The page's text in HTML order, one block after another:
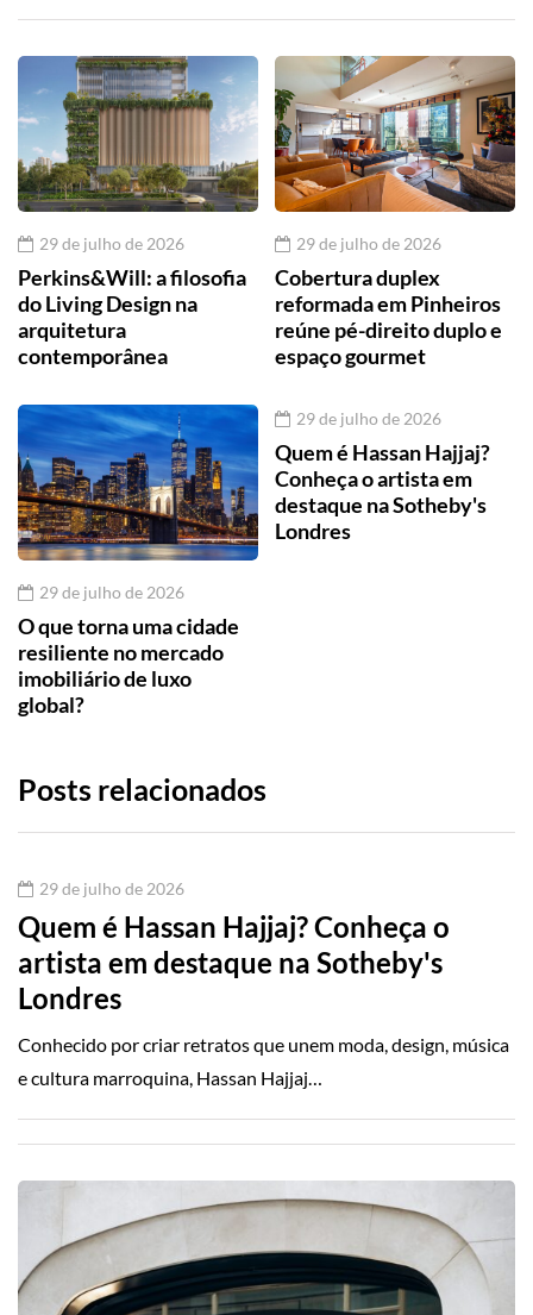
29 de julho de 2026
Perkins&Will: a filosofia
do Living Design na
arquitetura
contemporânea
29 de julho de 2026
Cobertura duplex
reformada em Pinheiros
reúne pé-direito duplo e
espaço gourmet
29 de julho de 2026
O que torna uma cidade
resiliente no mercado
imobiliário de luxo
global?
29 de julho de 2026
Quem é Hassan Hajjaj?
Conheça o artista em
destaque na Sotheby's
Londres
Posts relacionados
29 de julho de 2026
Quem é Hassan Hajjaj? Conheça o
artista em destaque na Sotheby's
Londres
Conhecido por criar retratos que unem moda, design, música
e cultura marroquina, Hassan Hajjaj…